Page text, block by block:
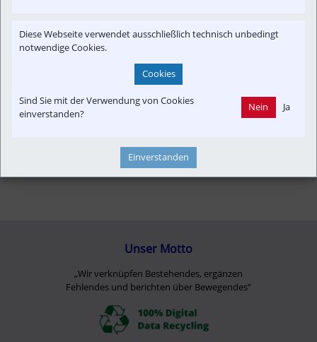
Verkehrspolitik
Unser Motto
„Wir verknüpfen Bestehendes, ergänzen
Fehlendes und berichten über Bewegendes”
Diese Webseite verwendet ausschließlich technisch unbedingt
notwendige Cookies.
Cookies
Sind Sie mit der Verwendung von Cookies
einverstanden?
Nein Ja
Einverstanden